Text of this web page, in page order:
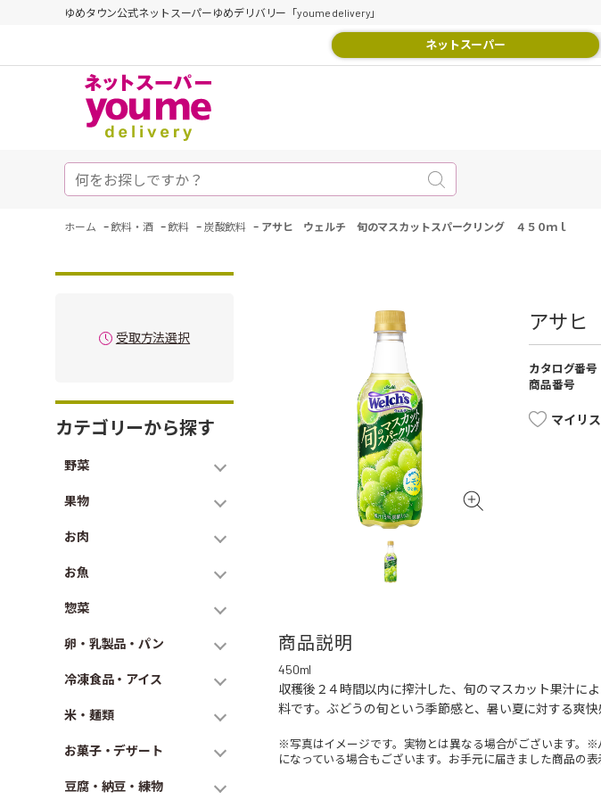
ゆめタウン公式ネットスーパーゆめデリバリー「youme delivery」
ネットスーパー
ホーム -飲料・酒 -飲料 - 炭酸飲料 - アサヒ ウェルチ 旬のマスカットスパークリング ４５０ｍｌ
受取方法選択
カテゴリーから探す
野菜
果物
お肉
お魚
惣菜
卵・乳製品・パン
冷凍食品・アイス
米・麺類
お菓子・デザート
豆腐・納豆・練物
アサヒ
カタログ番号
商品番号
マイリ
商品説明
450ml
収穫後２４時間以内に搾汁した、旬のマスカット果汁に
料です。ぶどうの旬という季節感と、暑い夏に対する爽快
※写真はイメージです。実物とは異なる場合がございます。
になっている場合もございます。お手元に届きました商品の